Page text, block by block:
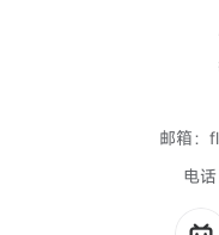
邮箱：
电话